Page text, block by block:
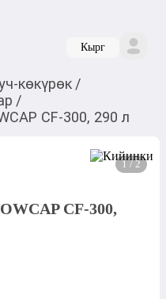
Кырг
көкүрөк /
/
CF-300, 290 л
1 / 2
CF-300,